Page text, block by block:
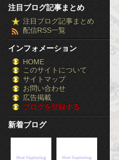
注目ブログ記事まとめ
注目ブログ記事まとめ
配信RSS一覧
インフォメーション
HOME
このサイトについて
サイトマップ
お問い合わせ
広告掲載
ブログを登録する
新着ブログ